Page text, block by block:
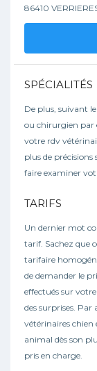
86410
SPÉCIALITÉS
De plus, suivant
ou chirurgien par
votre rdv
plus de
faire examiner
TARIFS
Un dernier mot
tarif. Sachez que
tarifaire
de demander le
effectués sur
des surprises. Par
vétérinaires chien
animal dès son
pris en charge.